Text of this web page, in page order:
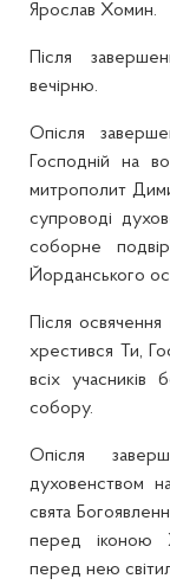
Ярослав Хомин.
Після
вечірню.
Опісля
Господній на
митрополит
супроводі
соборне
Йорданського
Після
хрестився Ти,
всіх учасників
собору.
Опісля
духовенством
свята
перед іконою
перед нею